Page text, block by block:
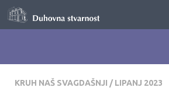
Skip to content
KRUH NAŠ SVAGDAŠNJI / LIPANJ 2023